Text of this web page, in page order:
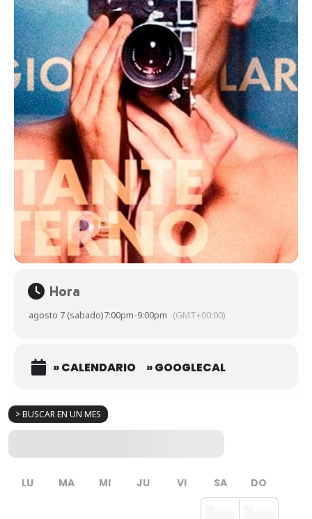
> BUSCAR EN UN MES
LU MA MI JU VI SA DO
Hora
agosto 7 (sabado)7:00pm-9:00pm (GMT+00:00)
» CALENDARIO » GOOGLECAL